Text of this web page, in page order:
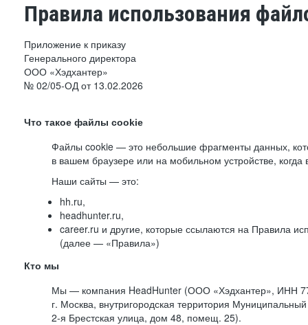
Правила использования
Приложение к приказу
Генерального директора
ООО «Хэдхантер»
№ 02/05-ОД от 13.02.2026
Что такое файлы cookie
Файлы cookie — это небольшие фрагменты данных,
в вашем браузере или на мобильном устройстве,
Наши сайты — это:
hh.ru,
headhunter.ru,
career.ru и другие, которые ссылаются на Правила
(далее — «Правила»)
Кто мы
Мы — компания HeadHunter (ООО «Хэдхантер», ИНН
г. Москва, внутригородская территория Муниципальный
2-я Брестская улица, дом 48, помещ. 25).